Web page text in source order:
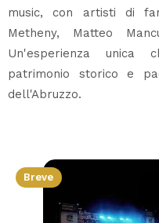
music, con artisti di
Metheny, Matteo
Un'esperienza unica
patrimonio storico e
dell'Abruzzo.
Breve